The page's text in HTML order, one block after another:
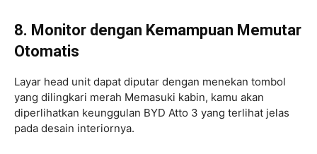
8. Monitor dengan Kemampuan Memutar
Otomatis
Layar head unit dapat diputar dengan menekan tombol
yang dilingkari merah Memasuki kabin, kamu akan
diperlihatkan keunggulan BYD Atto 3 yang terlihat jelas
pada desain interiornya.